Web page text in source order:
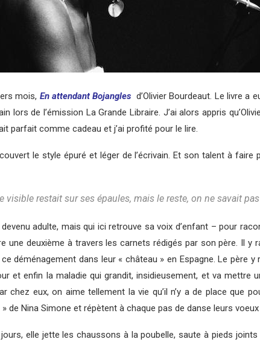
mois, En attendant Bojangles d’Olivier Bourdeaut. Le livre a
de l’émission La Grande Libraire. J’ai alors appris
parfait comme cadeau et j’ai profité pour le lire.
le style épuré et léger de l’écrivain. Et son talent à
visible restait sur ses épaules, mais le reste, on ne savait
adulte, mais qui ici retrouve sa voix d’enfant – pour
deuxième à travers les carnets rédigés par son père. Il y
déménagement dans leur « château » en Espagne. Le père
et enfin la maladie qui grandit, insidieusement, et va mettre
chez eux, on aime tellement la vie qu’il n’y a de place que
» de Nina Simone et répètent à chaque pas de danse leurs
elle jette les chaussons à la poubelle, saute à pieds